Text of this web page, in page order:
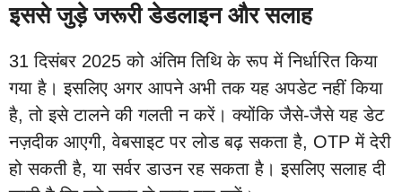
इससे जुड़े जरूरी डेडलाइन और सलाह
31 दिसंबर 2025 को अंतिम तिथि के रूप में निर्धारित किया
गया है। इसलिए अगर आपने अभी तक यह अपडेट नहीं किया
है, तो इसे टालने की गलती न करें। क्योंकि जैसे-जैसे यह डेट
नज़दीक आएगी, वेबसाइट पर लोड बढ़ सकता है, OTP में देरी
हो सकती है, या सर्वर डाउन रह सकता है। इसलिए सलाह दी